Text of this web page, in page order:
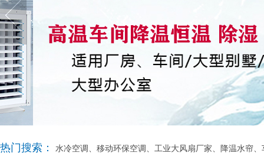
热门搜索： 水冷空调、移动环保空调、工业大风扇厂家、降温水帘